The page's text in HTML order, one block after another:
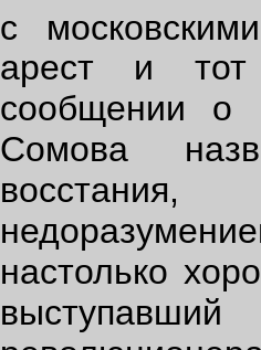
с
арест и
сообщении о
Сомова
восстания,
настолько